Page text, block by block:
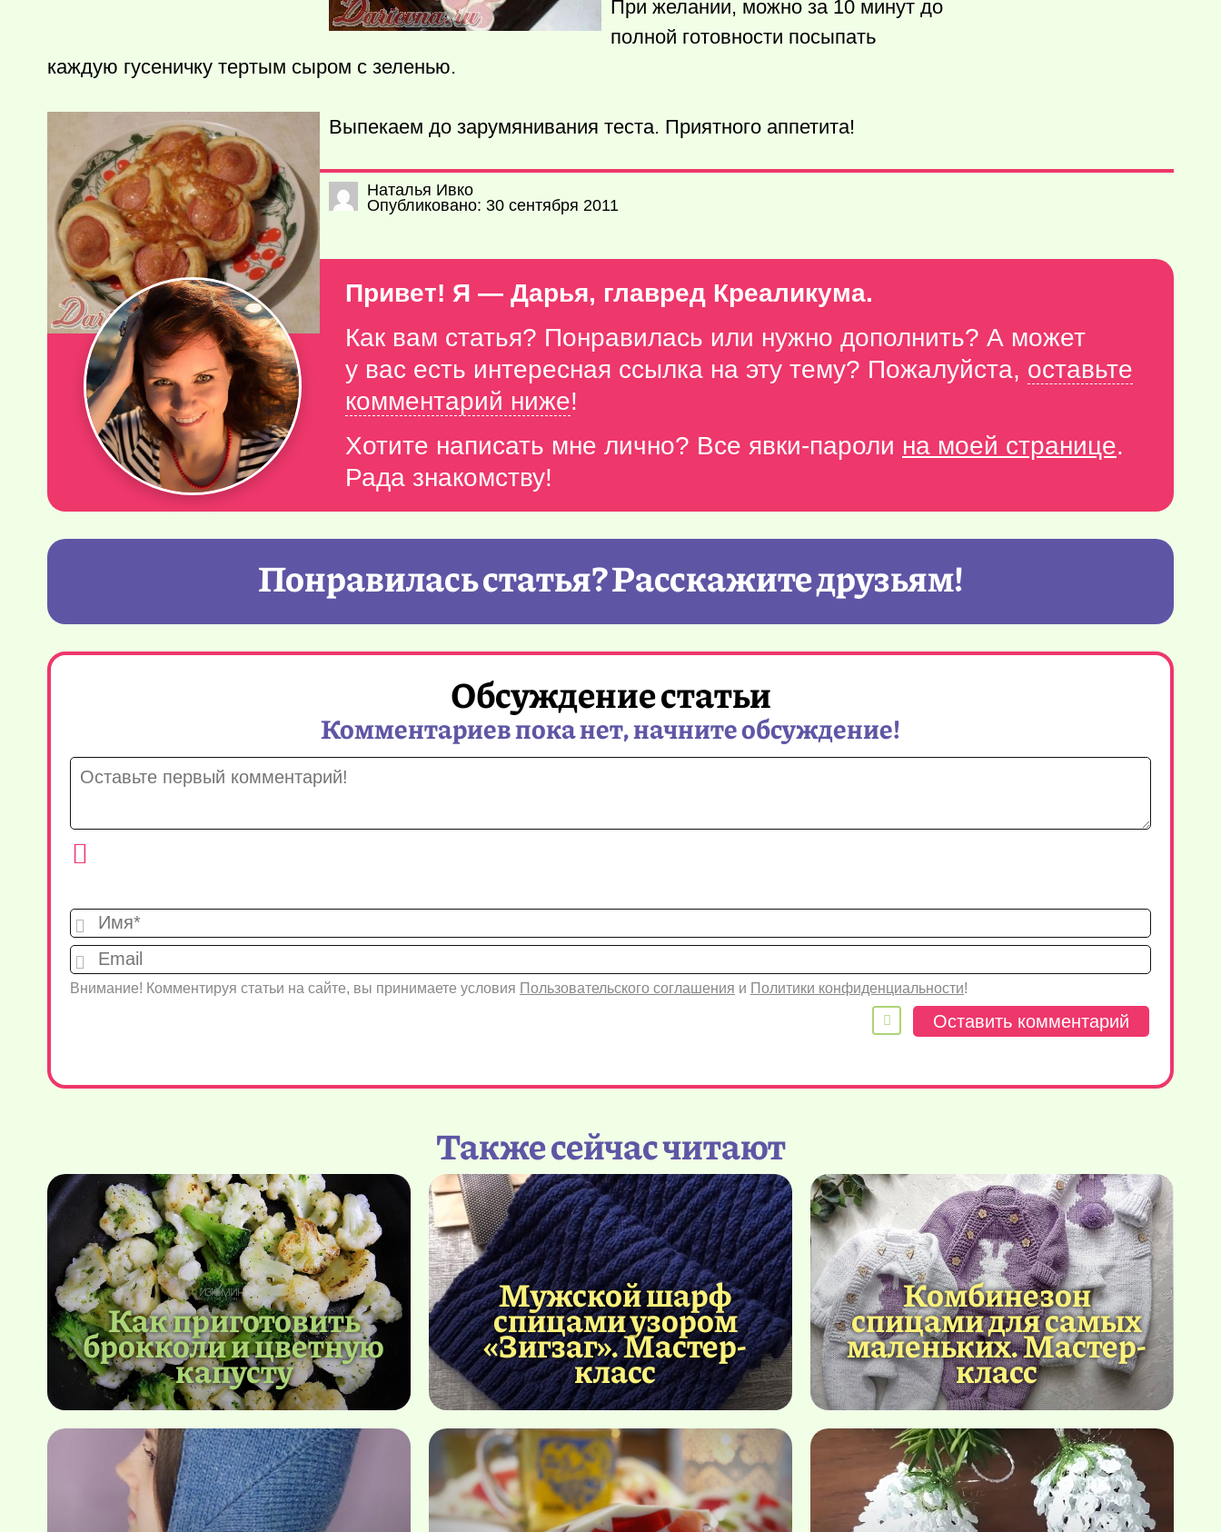
При желании, можно за 10 минут до
полной готовности посыпать
каждую гусеничку тертым сыром с зеленью.
Выпекаем до зарумянивания теста. Приятного аппетита!
Наталья Ивко
Опубликовано: 30 сентября 2011
Привет! Я — Дарья, главред Креаликума.
Как вам статья? Понравилась или нужно дополнить? А может
у вас есть интересная ссылка на эту тему? Пожалуйста, оставьте
комментарий ниже!
Хотите написать мне лично? Все явки-пароли на моей странице.
Рада знакомству!
Понравилась статья? Расскажите друзьям!
Обсуждение статьи
Комментариев пока нет, начните обсуждение!
Имя*
Email
Внимание! Комментируя статьи на сайте, вы принимаете условия Пользовательского соглашения и Политики конфиденциальности!
Также сейчас читают
Как приготовить
брокколи и цветную
капусту
Мужской шарф
спицами узором
«Зигзаг». Мастер-
класс
Комбинезон
спицами для самых
маленьких. Мастер-
класс